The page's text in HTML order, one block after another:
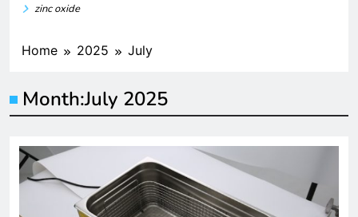
Home 2025 July
Month:July 2025
zinc oxide